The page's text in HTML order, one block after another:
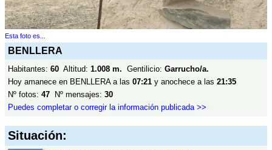
Esta foto es...
BENLLERA
Habitantes: 60 Altitud: 1.008 m. Gentilicio: Garrucho/a.
Hoy amanece en BENLLERA a las 07:21 y anochece a las 21:35
Nº fotos: 47 Nº mensajes: 30
Puedes completar o corregir la información publicada >>
Situación: